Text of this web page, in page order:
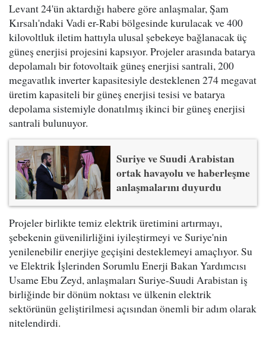
Levant 24'ün aktardığı habere göre anlaşmalar, Şam
Kırsalı'ndaki Vadi er-Rabi bölgesinde kurulacak ve 400
kilovoltluk iletim hattıyla ulusal şebekeye bağlanacak üç
güneş enerjisi projesini kapsıyor. Projeler arasında batarya
depolamalı bir fotovoltaik güneş enerjisi santrali, 200
megavatlık inverter kapasitesiyle desteklenen 274 megavat
üretim kapasiteli bir güneş enerjisi tesisi ve batarya
depolama sistemiyle donatılmış ikinci bir güneş enerjisi
santrali bulunuyor.
Suriye ve Suudi Arabistan
ortak havayolu ve haberleşme
anlaşmalarını duyurdu
Projeler birlikte temiz elektrik üretimini artırmayı,
şebekenin güvenilirliğini iyileştirmeyi ve Suriye'nin
yenilenebilir enerjiye geçişini desteklemeyi amaçlıyor. Su
ve Elektrik İşlerinden Sorumlu Enerji Bakan Yardımcısı
Usame Ebu Zeyd, anlaşmaları Suriye-Suudi Arabistan iş
birliğinde bir dönüm noktası ve ülkenin elektrik
sektörünün geliştirilmesi açısından önemli bir adım olarak
nitelendirdi.